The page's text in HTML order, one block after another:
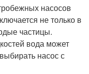
насосов
не только в
частицы.
вода может
насос с